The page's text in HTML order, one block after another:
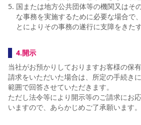
国または地方公共団体等の機関又はそ
な事務を実施するために必要な場合で
とによりその事務の遂行に支障をきた
4.開示
当社がお預かりしておりますお客様の保
請求をいただいた場合は、所定の手続き
範囲で回答させていただきます。
ただし法令等により開示等のご請求にお
いますので、あらかじめご了承願います。